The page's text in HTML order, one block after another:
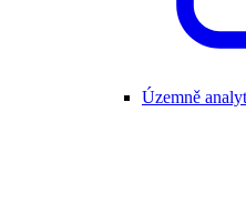
Územně